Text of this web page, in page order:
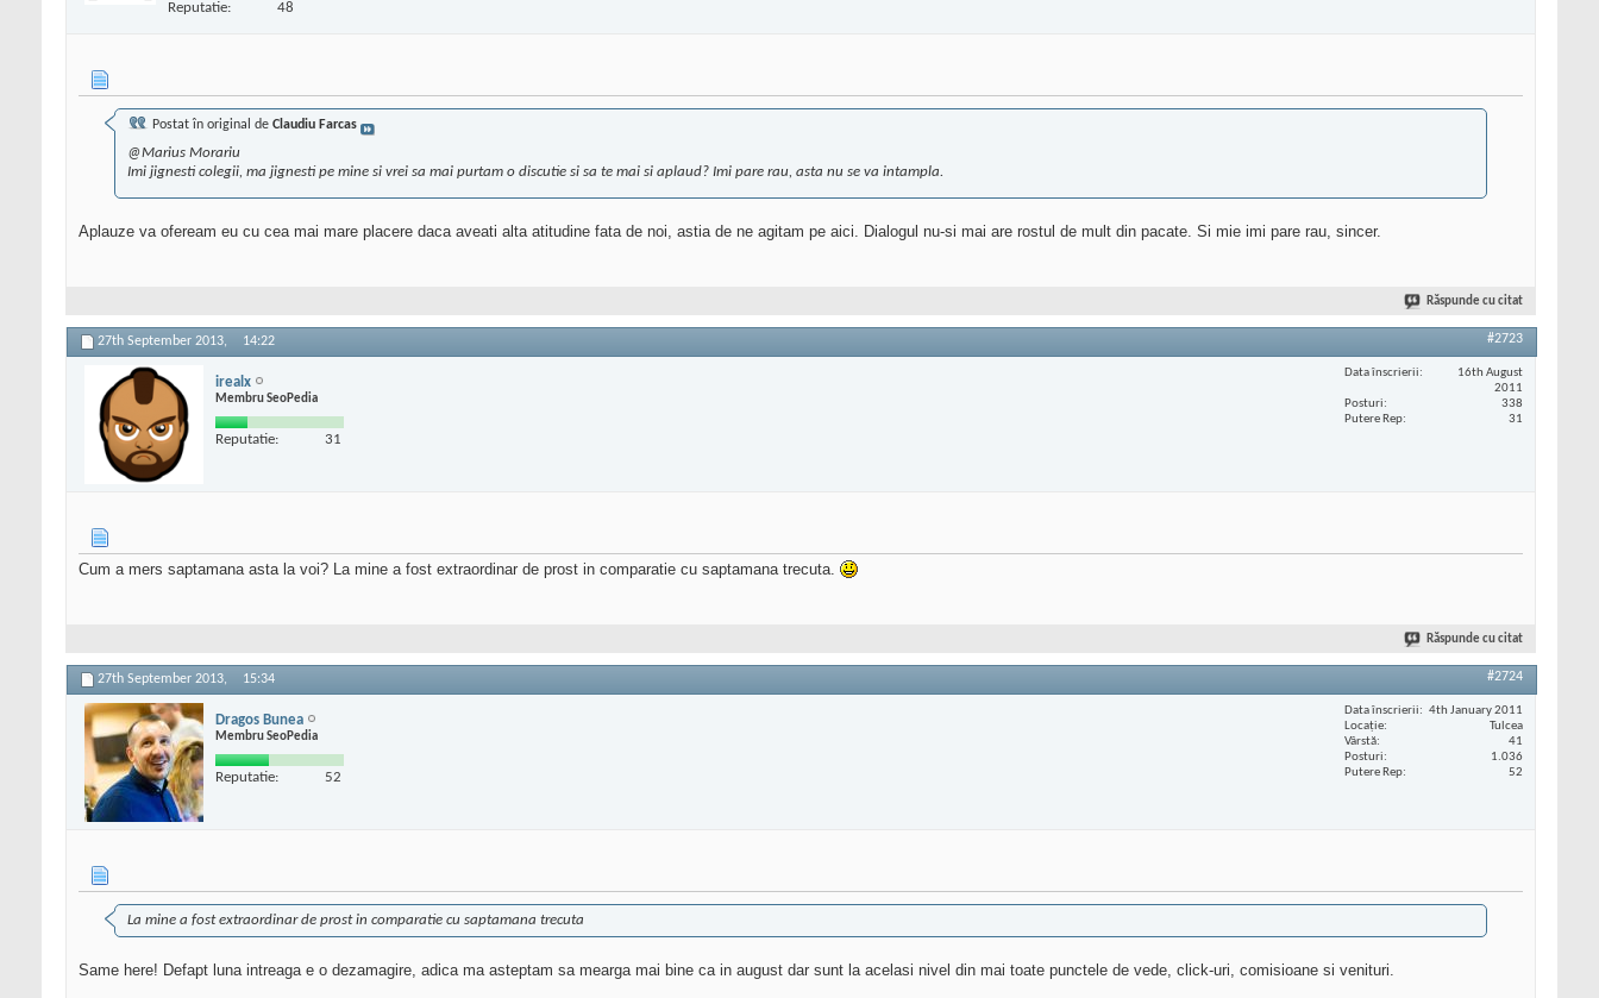
Reputatie: 48
Postat în original de Claudiu Farcas
@Marius Morariu
Imi jignesti colegii, ma jignesti pe mine si vrei sa mai purtam o discutie si sa te mai si aplaud? Imi pare rau, asta nu se va intampla.
Aplauze va ofeream eu cu cea mai mare placere daca aveati alta atitudine fata de noi, astia de ne agitam pe aici. Dialogul nu-si mai are rostul de mult din pacate. Si mie imi pare rau, sincer.
Răspunde cu citat
27th September 2013, 14:22 #2723
irealx
Membru SeoPedia
Reputatie: 31
Data înscrierii
16th August
2011
Posturi
338
Putere Rep
31
Cum a mers saptamana asta la voi? La mine a fost extraordinar de prost in comparatie cu saptamana trecuta.
Răspunde cu citat
27th September 2013, 15:34 #2724
Dragos Bunea
Membru SeoPedia
Reputatie: 52
Data înscrierii
4th January 2011
Locaţie
Tulcea
Vârstă
41
Posturi
1.036
Putere Rep
52
La mine a fost extraordinar de prost in comparatie cu saptamana trecuta
Same here! Defapt luna intreaga e o dezamagire, adica ma asteptam sa mearga mai bine ca in august dar sunt la acelasi nivel din mai toate punctele de vede, click-uri, comisioane si venituri.